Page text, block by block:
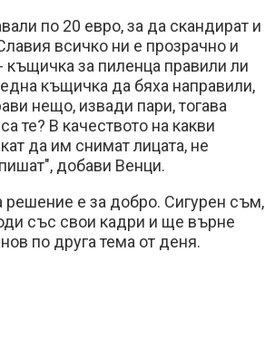
по 20 евро, за да скандират и
всичко ни е прозрачно и
за пиленца правили ли
къщичка да бяха направили,
нещо, извади пари, тогава
те? В качеството на какви
да им снимат лицата, не
добави Венци.
решение е за добро. Сигурен съм,
със свои кадри и ще върне
по друга тема от деня.